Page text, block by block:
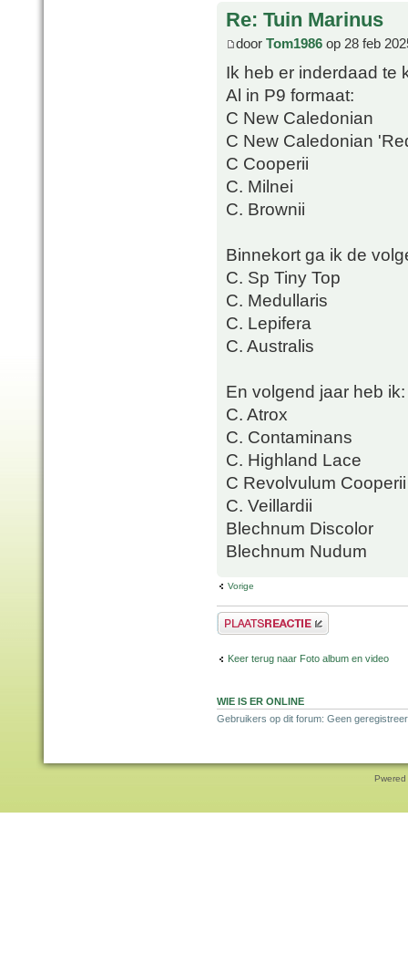
Re: Tuin Marinus
door Tom1986 op 28 feb
Ik heb er inderdaad te
Al in P9 formaat:
C New Caledonian
C New Caledonian
C Cooperii
C. Milnei
C. Brownii
Binnekort ga ik de
C. Sp Tiny Top
C. Medullaris
C. Lepifera
C. Australis
En volgend jaar heb ik:
C. Atrox
C. Contaminans
C. Highland Lace
C Revolvulum Cooperii
C. Veillardii
Blechnum Discolor
Blechnum Nudum
Vorige
Plaats een reactie
Keer terug naar Foto album en video
WIE IS ER ONLINE
Gebruikers op dit forum: Geen